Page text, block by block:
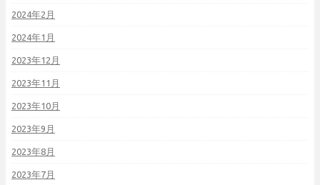
2024年2月
2024年1月
2023年12月
2023年11月
2023年10月
2023年9月
2023年8月
2023年7月